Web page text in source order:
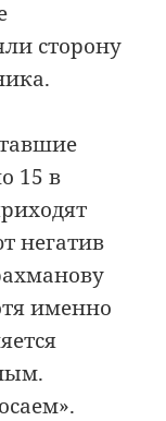
сторону
15 в
негатив
именно